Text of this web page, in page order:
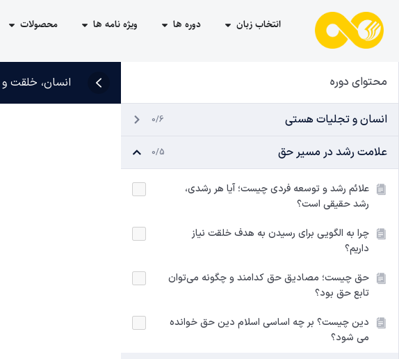
انتخاب زبان دوره ها ویژه نامه ها محصولات
محتوای دوره
انسان و تجلیات هستی 0/6
علامت رشد در مسیر حق 0/5
علائم رشد و توسعه فردی چیست؛ آیا هر رشدی،
رشد حقیقی است؟
چرا به الگویی برای رسیدن به هدف خلقت نیاز
داریم؟
حق چیست؛ مصادیق حق کدامند و چگونه می‌توان
تابع حق بود؟
دین چیست؟ بر چه اساسی اسلام دین حق خوانده
می شود؟
انسان، خلقت